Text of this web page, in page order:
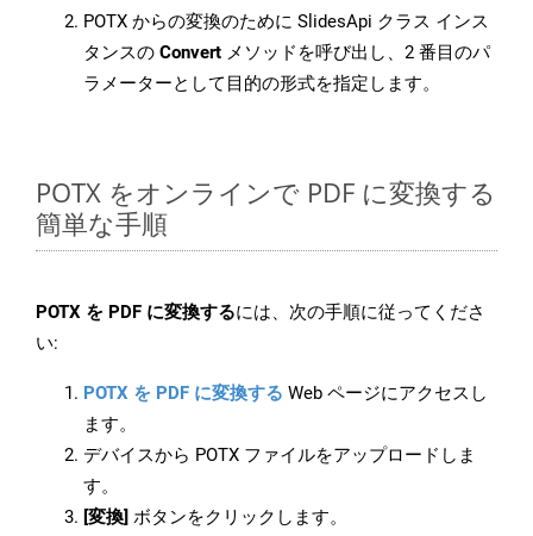
POTX からの変換のために SlidesApi クラス インス
タンスの Convert メソッドを呼び出し、2 番目のパ
ラメーターとして目的の形式を指定します。
POTX をオンラインで PDF に変換する
簡単な手順
POTX を PDF に変換するには、次の手順に従ってくださ
い:
POTX を PDF に変換する Web ページにアクセスし
ます。
デバイスから POTX ファイルをアップロードしま
す。
[変換] ボタンをクリックします。